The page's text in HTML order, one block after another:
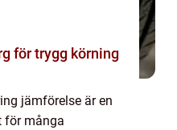
för trygg körning
jämförelse är en
för många